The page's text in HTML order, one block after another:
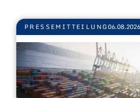
PRESSEMITTEILUNG06.08.2026